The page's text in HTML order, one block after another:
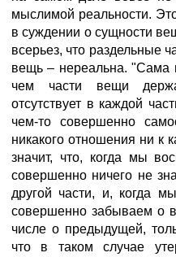
мыслимой реальности.
в суждении о сущности
всерьез, что раздельные
вещь – нереальна. "Сама
чем части вещи
отсутствует в каждой
чем-то совершенно
никакого отношения ни к
значит, что, когда мы
совершенно ничего не
другой части, и, когда
совершенно забываем о
числе о предыдущей,
что в таком случае